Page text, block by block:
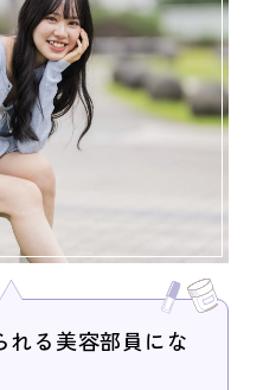
ある質問アクセス
カリキュラム・シラバス
最新情報をCHECK !
れる美容部員にな